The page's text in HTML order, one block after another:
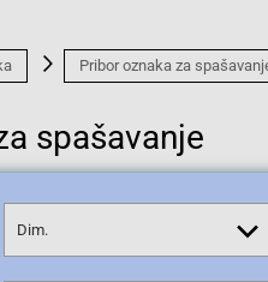
Pribor oznaka za
spašavanje
Dim.